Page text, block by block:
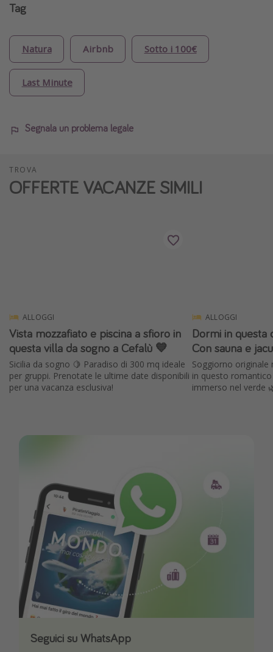
Tag
Natura Airbnb Sotto i 100€
Last Minute
Segnala un problema legale
TROVA
OFFERTE VACANZE SIMILI
ALLOGGI
Vista mozzafiato e piscina a sfioro in
questa villa da sogno a Cefalù 💙
Sicilia da sogno 🍋 Paradiso di 300 mq ideale
per gruppi. Prenotate le ultime date disponibili
per una vacanza esclusiva!
ALLOGGI
Dormi in
Con sauna e
Soggiorno originale
in questo
immerso nel verde
Seguici su WhatsApp
Scarica la nostra App